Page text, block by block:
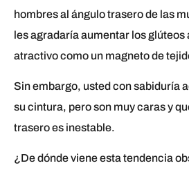
hombres al ángulo trasero de las
les agradaría aumentar los
atractivo como un magneto de
Sin embargo, usted con sabiduría
su cintura, pero son muy caras y
trasero es inestable.
¿De dónde viene esta tendencia